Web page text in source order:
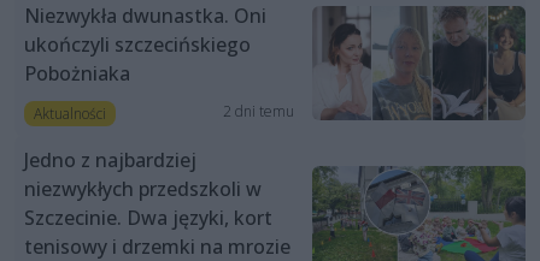
Niezwykła dwunastka. Oni
ukończyli szczecińskiego
Pobożniaka
Aktualności 2 dni temu
Jedno z najbardziej
niezwykłych przedszkoli w
Szczecinie. Dwa języki, kort
tenisowy i drzemki na mrozie